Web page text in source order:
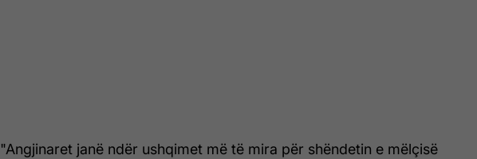
"Angjinaret janë ndër ushqimet më të mira për shëndetin e mëlçisë